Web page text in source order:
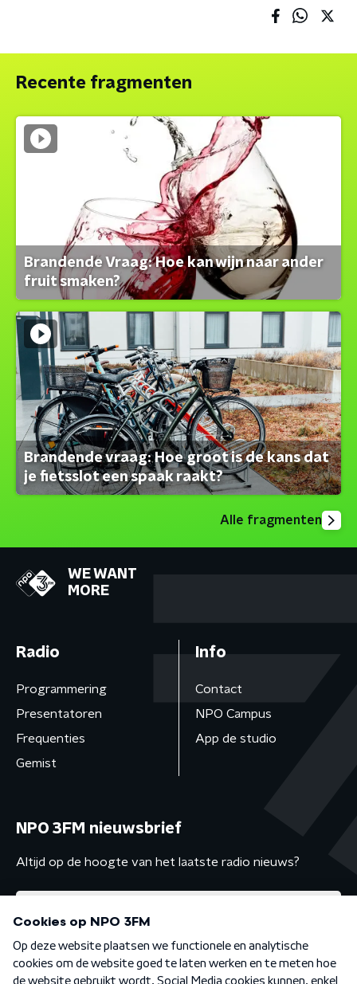
Recente fragmenten
Brandende Vraag: Hoe kan wijn naar ander
fruit smaken?
Brandende vraag: Hoe groot is de kans dat
je fietsslot een spaak raakt?
Alle fragmenten
WE WANT
MORE
Radio
Programmering
Presentatoren
Frequenties
Gemist
Info
Contact
NPO Campus
App de studio
NPO 3FM nieuwsbrief
Altijd op de hoogte van het laatste radio nieuws?